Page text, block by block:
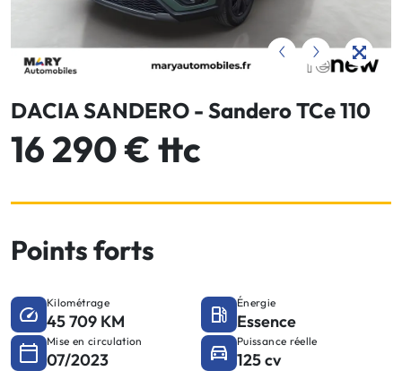
‹ ›
DACIA SANDERO - Sandero TCe 110
16 290 € ttc
Points forts
Kilométrage
45 709 KM
Énergie
Essence
Mise en circulation
07/2023
Puissance réelle
125 cv